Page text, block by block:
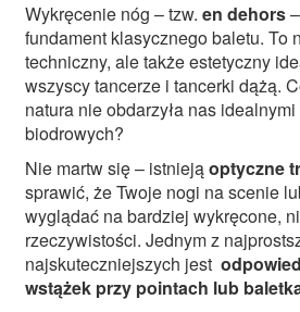
Wykręcenie nóg – tzw. en dehors
fundament klasycznego baletu. To
techniczny, ale także estetyczny
wszyscy tancerze i tancerki dążą.
natura nie obdarzyła nas
biodrowych?
Nie martw się – istniejąoptyczne
sprawić, że Twoje nogi na scenie
wyglądać na bardziej wykręcone,
rzeczywistości. Jednym z
najskuteczniejszych jest
wstążek przy pointach lub